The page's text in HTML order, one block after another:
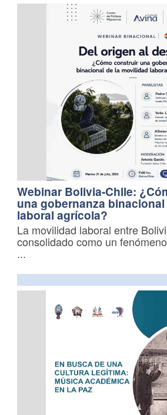
Webinar Bolivia-Chile:
una gobernanza
laboral agrícola?
La movilidad laboral entre
consolidado como un
...